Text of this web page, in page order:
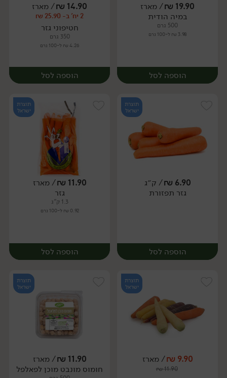
מארז מארז
19.90
₪/ מארז
במיה הודית
500 גרם
3.98 ₪ ל-100 גרם
הוספה לסל
מארז
14.90
₪/ מארז
2 יח' ב- 25.90 ₪
חטיפוני גזר
350 גרם
4.26 ₪ ל-100 גרם
הוספה לסל
מארז
תוצרת
ישראל
6.90
₪/ ק״ג
גזר תפזורת
הוספה לסל
תוצרת
ישראל
11.90
₪/ מארז
גזר
1.3 ק"ג
0.92 ₪ ל-100 גרם
הוספה לסל
מארז
תוצרת
ישראל
9.90
₪/ מארז
11.90
₪
תוצרת
ישראל
11.90
₪/ מארז
חומוס מונבט מוכן לפאלפל